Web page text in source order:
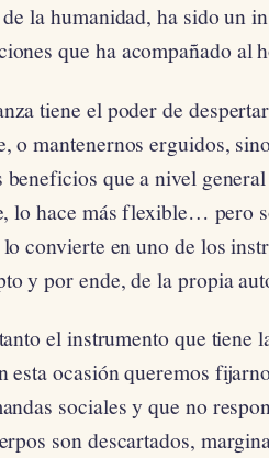
la humanidad, ha sido un
que ha acompañado al
tiene el poder de
o mantenernos erguidos,
que a nivel
lo hace más flexible… pero
convierte en uno de los
y por ende, de la propia
el instrumento que tiene
esta ocasión queremos
sociales y que no
son descartados,